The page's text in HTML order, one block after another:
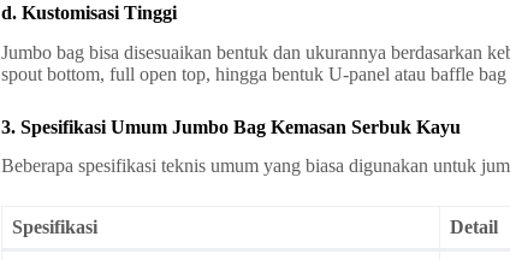
d. Kustomisasi Tinggi
Jumbo bag bisa disesuaikan bentuk dan ukurannya berdasarkan
spout bottom, full open top, hingga bentuk U-panel atau baffle
3. Spesifikasi Umum Jumbo Bag Kemasan Serbuk Kayu
Beberapa spesifikasi teknis umum yang biasa digunakan untuk
Spesifikasi Detail